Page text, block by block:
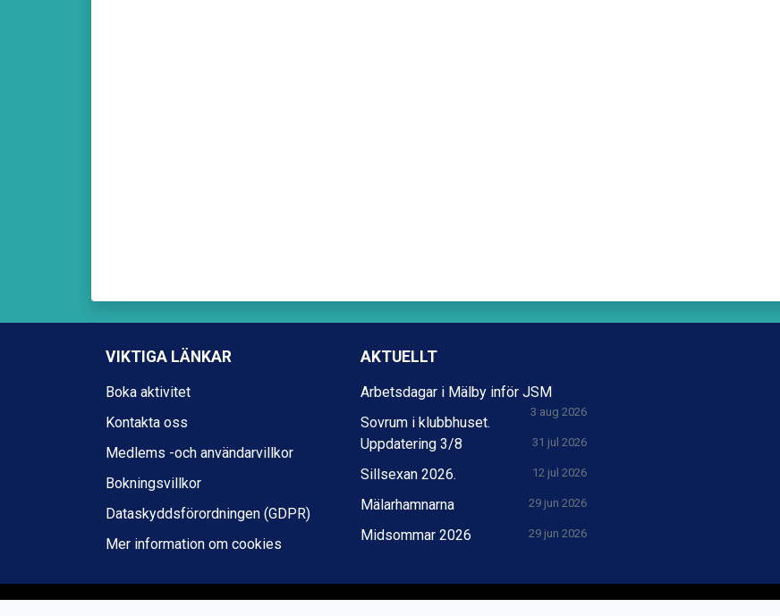
VIKTIGA LÄNKAR
Boka aktivitet
Kontakta oss
Medlems -och användarvillkor
Bokningsvillkor
Dataskyddsförordningen (GDPR)
Mer information om cookies
AKTUELLT
Arbetsdagar i Mälby inför JSM
3 aug 2026
Sovrum i klubbhuset.
Uppdatering 3/8
31 jul 2026
Sillsexan 2026. 12 jul 2026
Mälarhamnarna 29 jun 2026
Midsommar 2026 29 jun 2026